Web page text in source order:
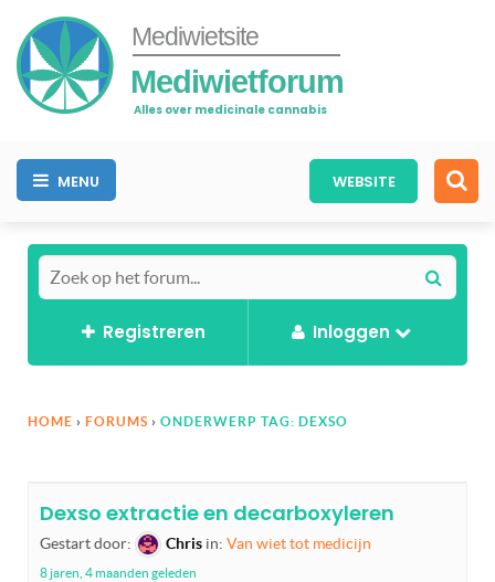
Mediwietsite
Mediwietforum
Alles over medicinale cannabis
MENU WEBSITE
Registreren Inloggen
HOME › FORUMS › ONDERWERP TAG: DEXSO
Dexso extractie en decarboxyleren
Gestart door: Chris in: Van wiet tot medicijn
8 jaren, 4 maanden geleden